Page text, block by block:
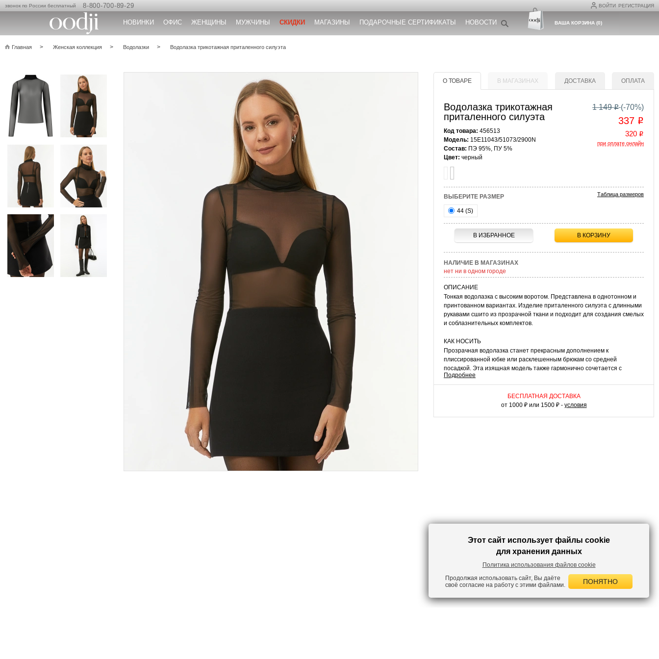
ВОЙТИ РЕГИСТРАЦИЯ
звонок по России бесплатный 8-800-700-89-29
НОВИНКИ ОФИС ЖЕНЩИНЫ МУЖЧИНЫ СКИДКИ МАГАЗИНЫ ПОДАРОЧНЫЕ СЕРТИФИКАТЫ НОВОСТИ ВАША КОРЗИНА(0)
Главная Женская коллекция Водолазки Водолазка трикотажная приталенного силуэта
О ТОВАРЕ В МАГАЗИНАХ ДОСТАВКА ОПЛАТА
Водолазка трикотажная
приталенного силуэта
Код товара: 456513
Модель: 15E11043/51073/2900N
Состав: ПЭ 95%, ПУ 5%
Цвет: черный
1 149o (-70%)
337 o
320 o
при оплате онлайн
ВЫБЕРИТЕ РАЗМЕР Таблица размеров
44 (S)
В ИЗБРАННОЕ В КОРЗИНУ
НАЛИЧИЕ В МАГАЗИНАХ
нет ни в одном городе
ОПИСАНИЕ
Тонкая водолазка с высоким воротом. Представлена в однотонном и
принтованном вариантах. Изделие приталенного силуэта с длинными
рукавами сшито из прозрачной ткани и подходит для создания смелых
и соблазнительных комплектов.
КАК НОСИТЬ
Прозрачная водолазка станет прекрасным дополнением к
плиссированной юбке или расклешенным брюкам со средней
посадкой. Эта изящная модель также гармонично сочетается с
облегающим платьем без рукавов или с жилетом фактурной вязки.
Роскошное решение для женственных нарядов.
Подробнее
БЕСПЛАТНАЯ ДОСТАВКА
от 1000 ₽ или 1500 ₽ - условия
Этот сайт использует файлы cookie
для хранения данных
Политика использования файлов cookie
Продолжая использовать сайт, Вы даёте
своё согласие на работу с этими файлами.
ПОНЯТНО